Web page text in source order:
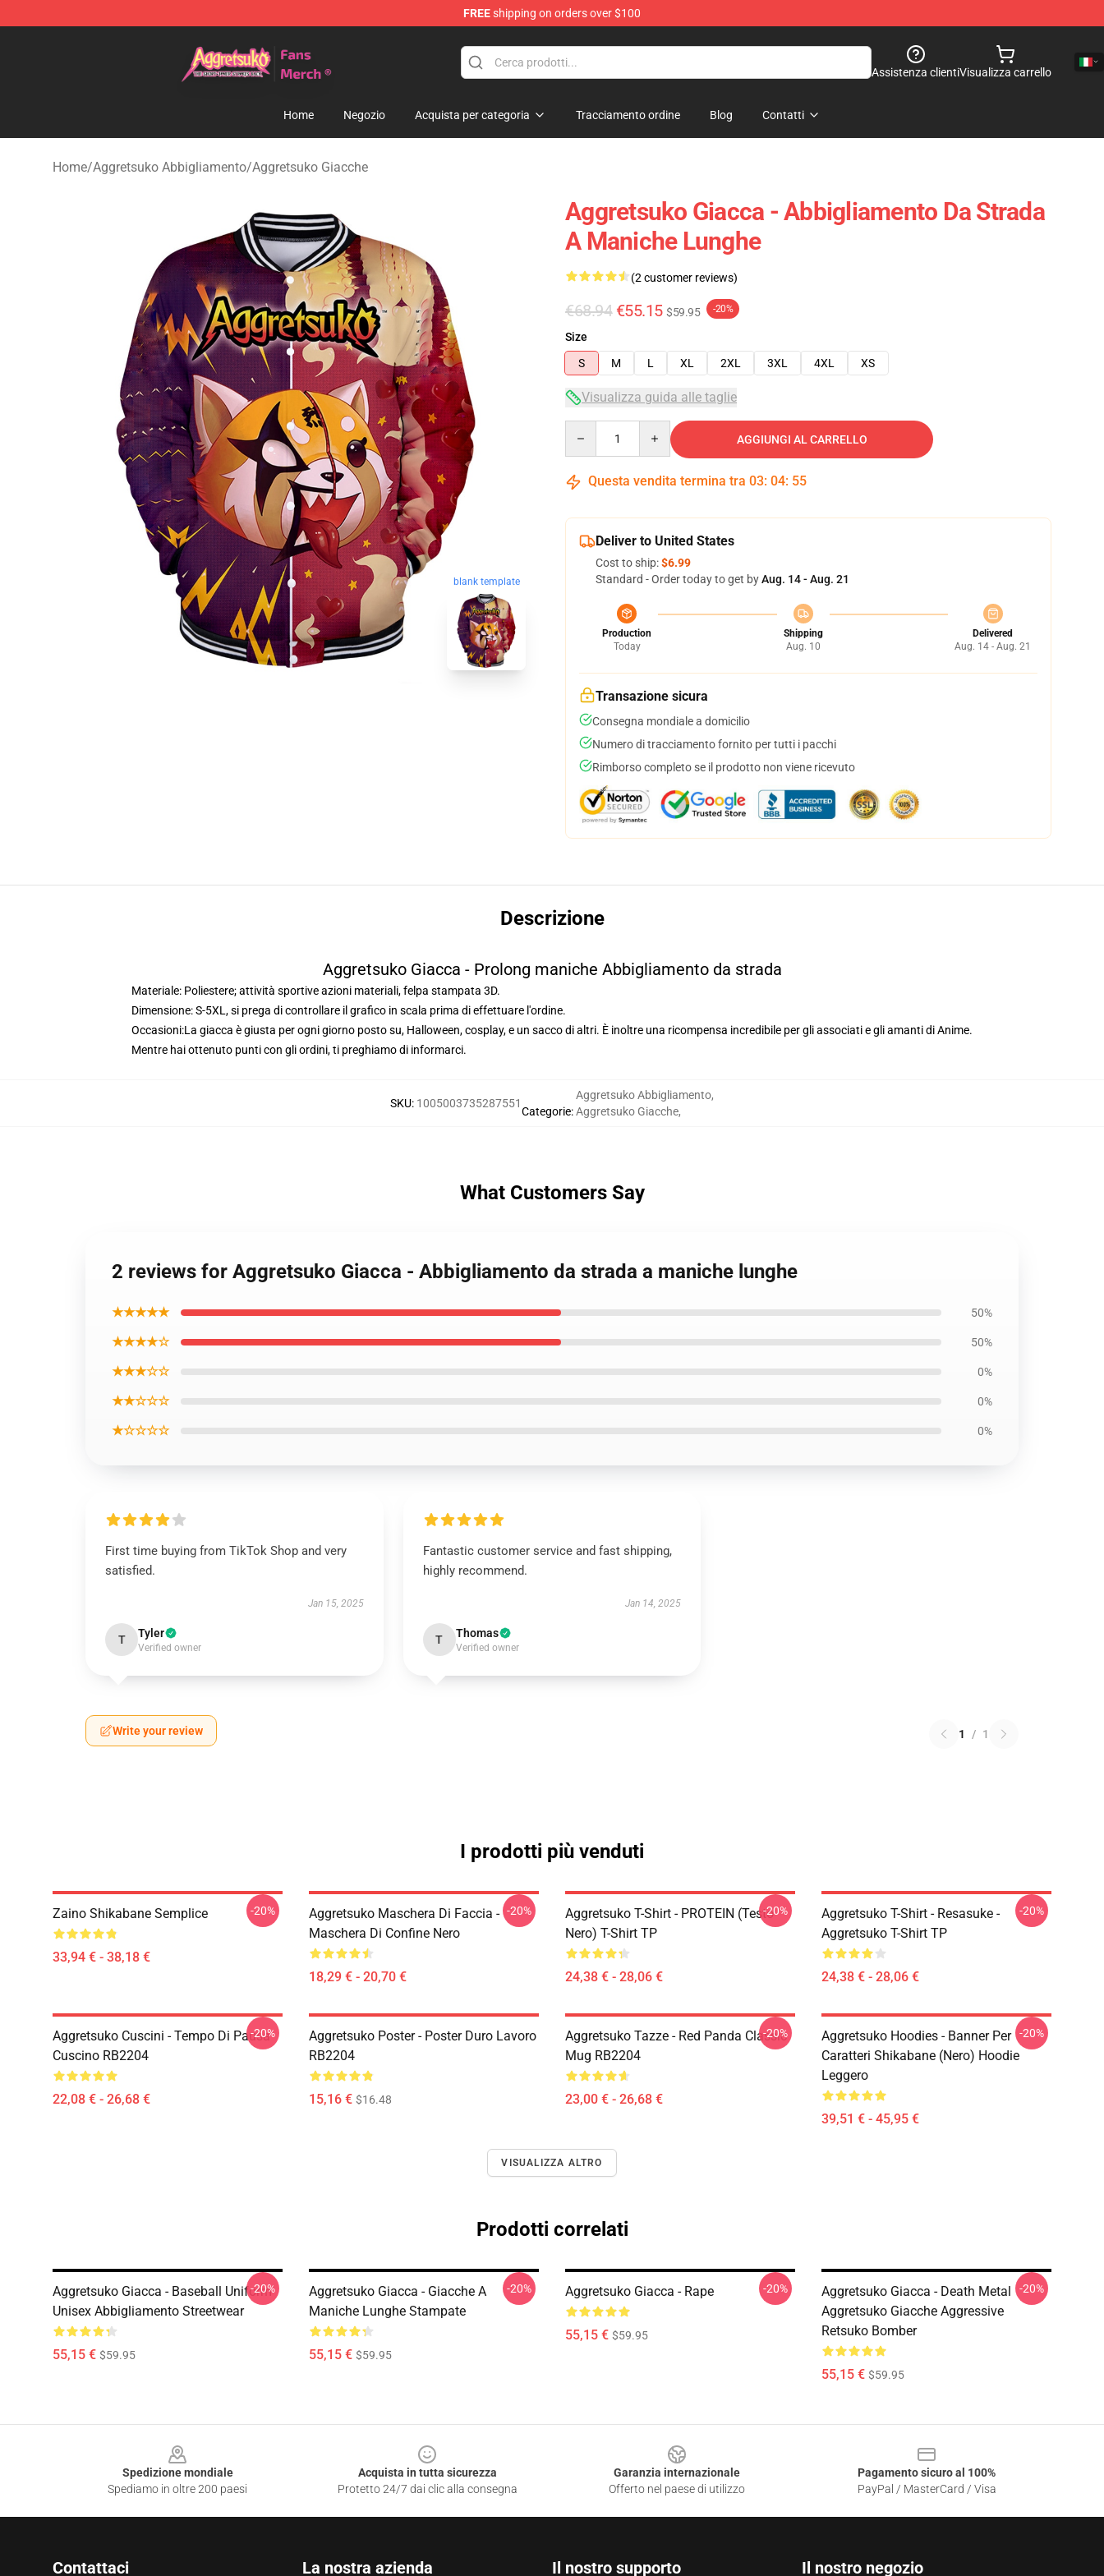
FREEshipping on orders over $100
Assistenza clientiVisualizza carrello
Home Negozio Acquista per categoria Tracciamento ordine Blog Contatti
Home/Aggretsuko Abbigliamento/Aggretsuko Giacche
blank template
Aggretsuko Giacca - Abbigliamento Da Strada
A Maniche Lunghe
(2 customer reviews)
€68.94 €55.15 $59.95 -20%
Size
S
M L XL 2XL 3XL 4XL XS
Visualizza guida alle taglie
AGGIUNGI AL CARRELLO
Questa vendita termina tra 03: 04: 54
Deliver to United States
Cost to ship:$6.99
Standard - Order today to get byAug. 14 - Aug. 21
Production
Today
Shipping
Aug. 10
Delivered
Aug. 14 - Aug. 21
Transazione sicura
Consegna mondiale a domicilio
Numero di tracciamento fornito per tutti i pacchi
Rimborso completo se il prodotto non viene ricevuto
Descrizione
Aggretsuko Giacca - Prolong maniche Abbigliamento da strada
Materiale: Poliestere; attività sportive azioni materiali, felpa stampata 3D.
Dimensione: S-5XL, si prega di controllare il grafico in scala prima di effettuare l'ordine.
Occasioni:La giacca è giusta per ogni giorno posto su, Halloween, cosplay, e un sacco di altri. È inoltre una ricompensa incredibile per gli associati e gli amanti di Anime.
Mentre hai ottenuto punti con gli ordini, ti preghiamo di informarci.
SKU: 1005003735287551
Categorie:
Aggretsuko Abbigliamento,
Aggretsuko Giacche,
What Customers Say
2 reviews for Aggretsuko Giacca - Abbigliamento da strada a maniche lunghe
★★★★★ 50%
★★★★☆ 50%
★★★☆☆ 0%
★★☆☆☆ 0%
★☆☆☆☆ 0%
First time buying from TikTok Shop and very
satisfied.
Jan 15, 2025
T Tyler
Verified owner
Fantastic customer service and fast shipping,
highly recommend.
Jan 14, 2025
T Thomas
Verified owner
Write your review 1 / 1
I prodotti più venduti
Zaino Shikabane Semplice
33,94 € - 38,18 €
-20%
Aggretsuko Maschera Di Faccia -
Maschera Di Confine Nero
18,29 € - 20,70 €
-20%
Aggretsuko T-Shirt - PROTEIN (testo
Nero) T-Shirt TP
24,38 € - 28,06 €
-20%
Aggretsuko T-Shirt - Resasuke -
Aggretsuko T-Shirt TP
24,38 € - 28,06 €
-20%
Aggretsuko Cuscini - Tempo Di Pausa
Cuscino RB2204
22,08 € - 26,68 €
-20%
Aggretsuko Poster - Poster Duro Lavoro
RB2204
15,16 € $16.48
Aggretsuko Tazze - Red Panda Classic
Mug RB2204
23,00 € - 26,68 €
-20%
Aggretsuko Hoodies - Banner Per
Caratteri Shikabane (nero) Hoodie
Leggero
39,51 € - 45,95 €
-20%
VISUALIZZA ALTRO
Prodotti correlati
Aggretsuko Giacca - Baseball Uniform
Unisex Abbigliamento Streetwear
55,15 € $59.95
-20%
Aggretsuko Giacca - Giacche A
Maniche Lunghe Stampate
55,15 € $59.95
-20% Aggretsuko Giacca - Rape
55,15 € $59.95
-20%
Aggretsuko Giacca - Death Metal
Aggretsuko Giacche Aggressive
Retsuko Bomber
55,15 € $59.95
-20%
Spedizione mondiale
Spediamo in oltre 200 paesi
Acquista in tutta sicurezza
Protetto 24/7 dai clic alla consegna
Garanzia internazionale
Offerto nel paese di utilizzo
Pagamento sicuro al 100%
PayPal / MasterCard / Visa
Contattaci La nostra azienda Il nostro supporto Il nostro negozio